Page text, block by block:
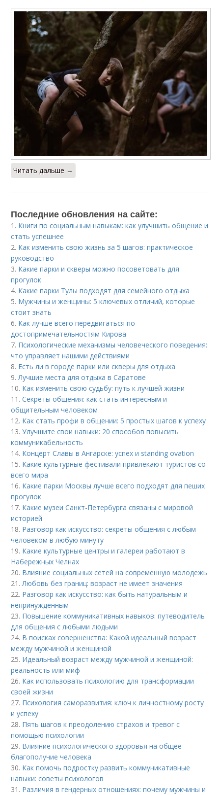
Читать дальше →
Последние обновления на сайте:
1. Книги по социальным навыкам: как улучшить общение и
стать успешнее
2. Как изменить свою жизнь за 5 шагов: практическое
руководство
3. Какие парки и скверы можно посоветовать для
прогулок
4. Какие парки Тулы подходят для семейного отдыха
5. Мужчины и женщины: 5 ключевых отличий, которые
стоит знать
6. Как лучше всего передвигаться по
достопримечательностям Кирова
7. Психологические механизмы человеческого поведения:
что управляет нашими действиями
8. Есть ли в городе парки или скверы для отдыха
9.Лучшие места для отдыха в Саратове
10. Как изменить свою судьбу: путь к лучшей жизни
11.Секреты общения: как стать интересным и
общительным человеком
12. Как стать профи в общении: 5 простых шагов к успеху
13.Улучшите свои навыки: 20 способов повысить
коммуникабельность
14. Концерт Славы в Ангарске: успех и standing ovation
15. Какие культурные фестивали привлекают туристов со
всего мира
16. Какие парки Москвы лучше всего подходят для пеших
прогулок
17. Какие музеи Санкт-Петербурга связаны с мировой
историей
18. Разговор как искусство: секреты общения с любым
человеком в любую минуту
19. Какие культурные центры и галереи работают в
Набережных Челнах
20. Влияние социальных сетей на современную молодежь
21.Любовь без границ: возраст не имеет значения
22. Разговор как искусство: как быть натуральным и
непринужденным
23. Повышение коммуникативных навыков: путеводитель
для общения с любыми людьми
24. В поисках совершенства: Какой идеальный возраст
между мужчиной и женщиной
25. Идеальный возраст между мужчиной и женщиной:
реальность или миф
26. Как использовать психологию для трансформации
своей жизни
27. Психология саморазвития: ключ к личностному росту
и успеху
28. Пять шагов к преодолению страхов и тревог с
помощью психологии
29. Влияние психологического здоровья на общее
благополучие человека
30. Как помочь подростку развить коммуникативные
навыки: советы психологов
31. Различия в гендерных отношениях: почему мужчины и